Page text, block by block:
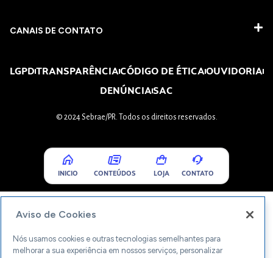
CANAIS DE CONTATO
LGPDTRANSPARÊNCIACÓDIGO DE ÉTICAOUVIDORIA
DENÚNCIASAC
© 2024 Sebrae/PR. Todos os direitos reservados.
INICIO CONTEÚDOS LOJA CONTATO
Aviso de Cookies
Nós usamos cookies e outras tecnologias semelhantes para
melhorar a sua experiência em nossos serviços, personalizar